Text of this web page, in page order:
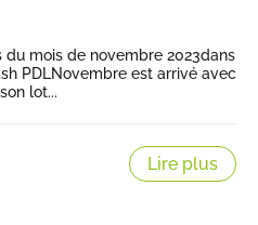
du mois de novembre 2023dans
PDLNovembre est arrivé avec
lot...
Lire plus